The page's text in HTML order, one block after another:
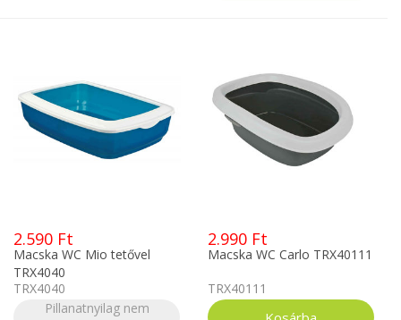
2.590 Ft
Macska WC Mio tetővel
TRX4040
TRX4040
Pillanatnyilag nem
2.990 Ft
Macska WC Carlo TRX40111
TRX40111